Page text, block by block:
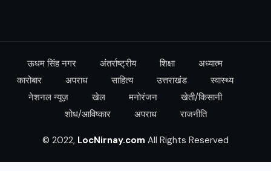
ऊधम सिंह नगर अंतर्राष्ट्रीय शिक्षा
अध्यात्म
कारोबार
अपराध साहित्य उत्तराखंड
स्वास्थ्य
नेशनल न्यूज़
खेल मनोरंजन
खेती/किसानी
शोध/आविष्कार
अपराध राजनीति
© 2022, LocNirnay.com All Rights Reserved